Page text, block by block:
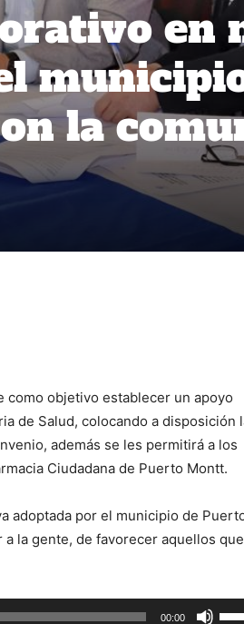
en
la
como objetivo establecer un apoyo
de Salud, colocando a disposición
además se les permitirá a los
Ciudadana de Puerto Montt.
adoptada por el municipio de
la gente, de favorecer aquellos
00:00